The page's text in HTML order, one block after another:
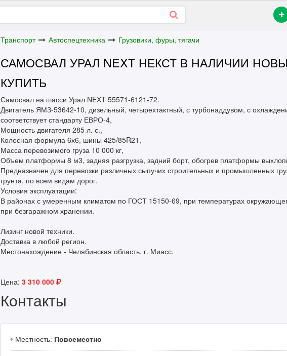
Транспорт Автоспецтехника Грузовики, фуры, тягачи
САМОСВАЛ УРАЛ NEXT НЕКСТ В НАЛИЧИИ
КУПИТЬ
Самосвал на шасси Урал NEXT 55571-6121-72.
Двигатель ЯМЗ-53642-10, дизельный, четырехтактный, с турбонаддувом, с
соответствует стандарту ЕВРО-4,
Мощность двигателя 285 л. с.,
Колесная формула 6х6, шины 425/85R21,
Масса перевозимого груза 10 000 кг,
Объем платформы 8 м3, задняя разгрузка, задний борт, обогрев платформы
Предназначен для перевозки различных сыпучих строительных и промышленных
грунта, по всем видам дорог.
Условия эксплуатации:
В районах с умеренным климатом по ГОСТ 15150-69, при температурах
при безгаражном хранении.
Лизинг новой техники.
Доставка в любой регион.
Местонахождение - Челябинская область, г. Миасс.
Цена: 3 310 000
Контакты
Местность: Повсеместно